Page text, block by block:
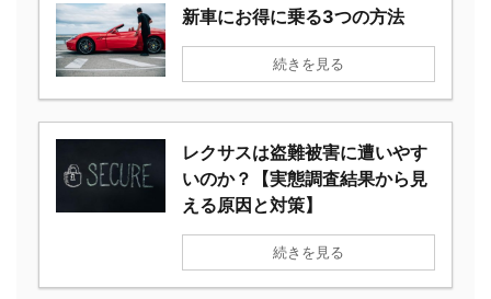
新車にお得に乗る3つの方法
続きを見る
レクサスは盗難被害に遭いやす
いのか？【実態調査結果から見
える原因と対策】
続きを見る